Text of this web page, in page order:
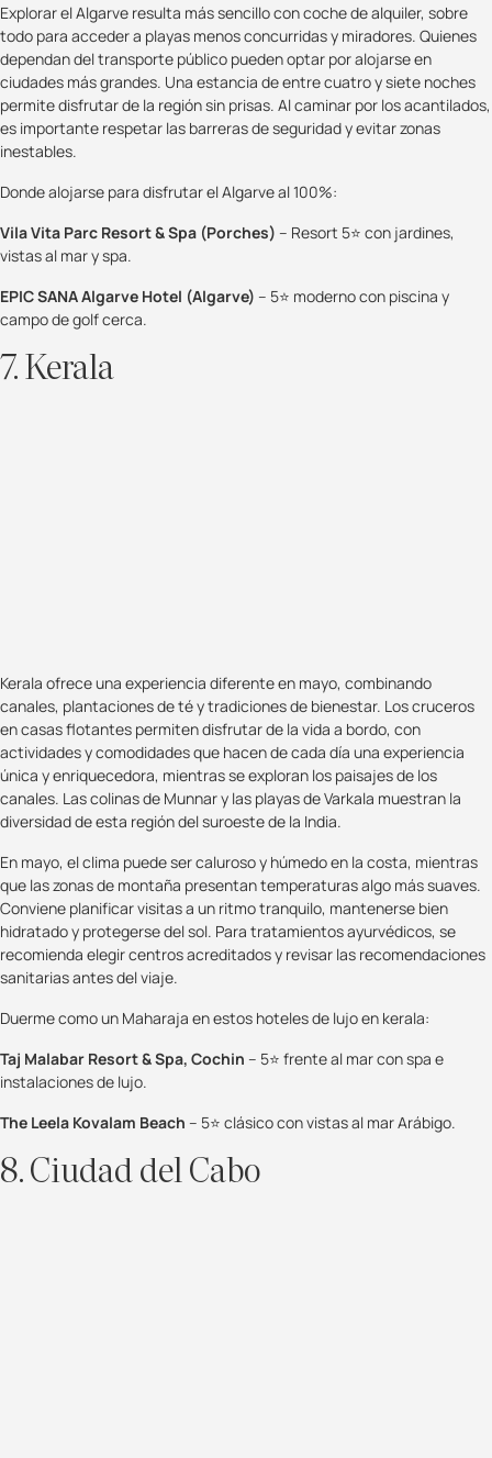
Explorar el Algarve resulta más sencillo con coche de alquiler, sobre
todo para acceder a playas menos concurridas y miradores. Quienes
dependan del transporte público pueden optar por alojarse en
ciudades más grandes. Una estancia de entre cuatro y siete noches
permite disfrutar de la región sin prisas. Al caminar por los acantilados,
es importante respetar las barreras de seguridad y evitar zonas
inestables.
Donde alojarse para disfrutar el Algarve al 100%:
Vila Vita Parc Resort & Spa (Porches) – Resort 5⭐ con jardines,
vistas al mar y spa.
EPIC SANA Algarve Hotel (Algarve) – 5⭐ moderno con piscina y
campo de golf cerca.
7. Kerala
Kerala ofrece una experiencia diferente en mayo, combinando
canales, plantaciones de té y tradiciones de bienestar. Los cruceros
en casas flotantes permiten disfrutar de la vida a bordo, con
actividades y comodidades que hacen de cada día una experiencia
única y enriquecedora, mientras se exploran los paisajes de los
canales. Las colinas de Munnar y las playas de Varkala muestran la
diversidad de esta región del suroeste de la India.
En mayo, el clima puede ser caluroso y húmedo en la costa, mientras
que las zonas de montaña presentan temperaturas algo más suaves.
Conviene planificar visitas a un ritmo tranquilo, mantenerse bien
hidratado y protegerse del sol. Para tratamientos ayurvédicos, se
recomienda elegir centros acreditados y revisar las recomendaciones
sanitarias antes del viaje.
Duerme como un Maharaja en estos hoteles de lujo en kerala:
Taj Malabar Resort & Spa, Cochin – 5⭐ frente al mar con spa e
instalaciones de lujo.
The Leela Kovalam Beach – 5⭐ clásico con vistas al mar Arábigo.
8. Ciudad del Cabo